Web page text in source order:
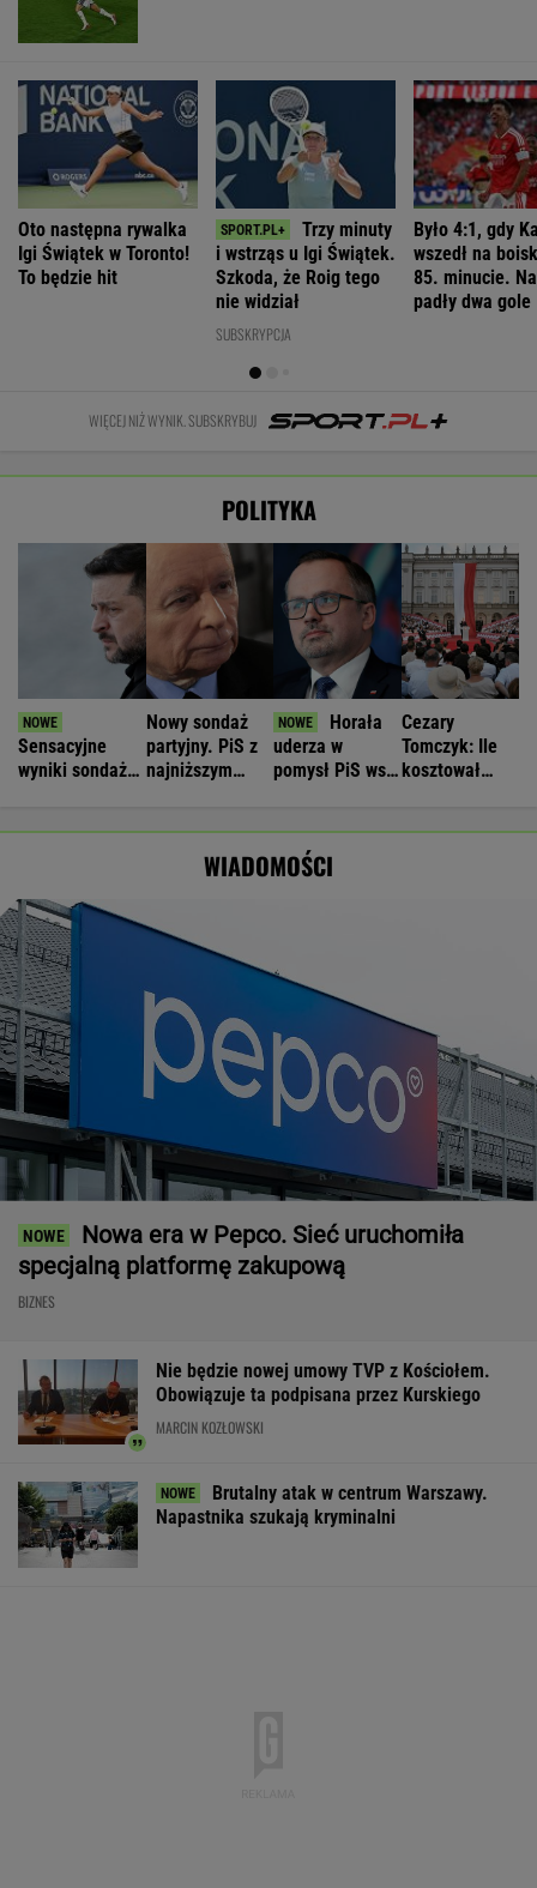
Oto następna rywalka
Igi Świątek w Toronto!
To będzie hit
Trzy minuty
i wstrząs u Igi Świątek.
Szkoda, że Roig tego
nie widział
SUBSKRYPCJA
Było 4:1, gdy
wszedł na
85. minucie.
padły dwa gole
WIĘCEJ NIŻ WYNIK. SUBSKRYBUJ
POLITYKA
Sensacyjne
wyniki sondażu
Nowy sondaż
partyjny. PiS z
najniższym
Horała
uderza w
pomysł PiS ws.
Cezary
Tomczyk: Ile
kosztował
WIADOMOŚCI
Nowa era w Pepco. Sieć uruchomiła
specjalną platformę zakupową
BIZNES
Nie będzie nowej umowy TVP z Kościołem.
Obowiązuje ta podpisana przez Kurskiego
MARCIN KOZŁOWSKI
Brutalny atak w centrum Warszawy.
Napastnika szukają kryminalni